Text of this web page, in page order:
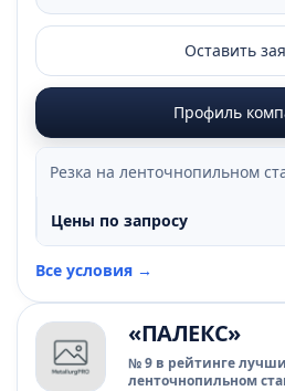
Оставить
Профиль
Резка на ленточнопильном
Цены по запросу
Все условия →
«ПАЛЕКС»
№ 9 в рейтинге
ленточнопильном